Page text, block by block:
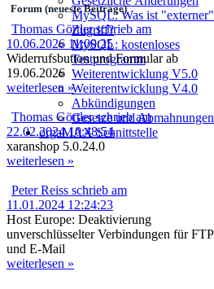
MySQL: Was ist "externer"
Zugriff?
MySQL: kostenloses
Testprogramm
Weiterentwicklung V5.0
Weiterentwicklung V4.0
Abkündigungen
Gesetze und Abmahnungen
orgaMAX Schnittstelle
Forum (neueste Beiträge)
Thomas Görtler schrieb am
10.06.2026 11:00:25
Widerrufsbutton und Formular ab
19.06.2026
weiterlesen »
Thomas Görtler schrieb am
22.02.2024 10:48:54
xaranshop 5.0.24.0
weiterlesen »
Peter Reiss schrieb am
11.01.2024 12:24:23
Host Europe: Deaktivierung
unverschlüsselter Verbindungen für FTP
und E-Mail
weiterlesen »